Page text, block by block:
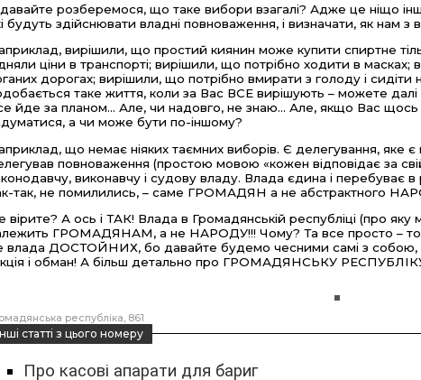
розберемося, що таке вибори взагалі? Адже це ніщо
будуть здійснювати владні повноваження, і визначати, як нам з
вирішили, що простий киянин може купити спиртне
ціни в транспорті; вирішили, що потрібно ходити в
дорогах; вирішили, що потрібно вмирати з голоду і сидіти
таке життя, коли за Вас ВСЕ вирішують – можете
йде за планом... Але, чи надовго, не знаю... Але, якщо Вас
а чи може бути по-іншому?
що немає ніяких таємних виборів. Є делегування, яке
повноваження (простою мовою «кожен відповідає за
виконавчу і судову владу. Влада єдина і перебуває
так, не помилились, – саме ГРОМАДЯН а не абстрактного
вірите? А ось і ТАК! Влада в Громадянській республіці (про
ГРОМАДЯНАМ, а не НАРОДУ!!! Чому? Та все просто
влада ДОСТОЙНИХ, бо давайте будемо чесними самі з собою,
і обман! А більш детально про ГРОМАДЯНСЬКУ
республіка 861
статті з цього номеру
Про касові апарати для бариг